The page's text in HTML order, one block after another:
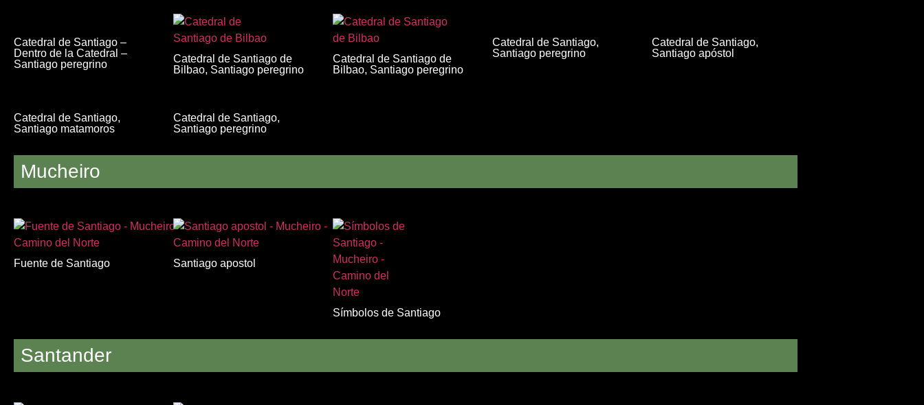
Catedral de Santiago –
Dentro de la Catedral –
Santiago peregrino
Catedral de Santiago de
Bilbao, Santiago peregrino
Catedral de Santiago de
Bilbao, Santiago peregrino
Catedral de Santiago,
Santiago peregrino
Catedral de Santiago,
Santiago apóstol
Catedral de Santiago,
Santiago matamoros
Catedral de Santiago,
Santiago peregrino
Mucheiro
Fuente de Santiago Santiago apostol
Símbolos de Santiago
Santander